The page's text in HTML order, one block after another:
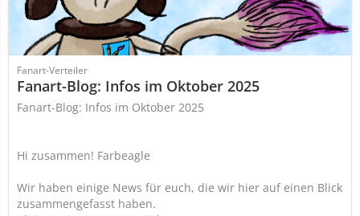
Fanart-Verteiler
Fanart-Blog: Infos im Oktober 2025
Fanart-Blog: Infos im Oktober 2025
Hi zusammen! Farbeagle
Wir haben einige News für euch, die wir hier auf einen Blick
zusammengefasst haben.